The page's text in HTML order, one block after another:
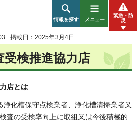
情報を探す メニュー
緊急・防
災
掲載日：2025年3月4日
受検推進協力店
店とは
浄化槽保守点検業者、浄化槽清掃業者又
査の受検率向上に取組又は今後積極的